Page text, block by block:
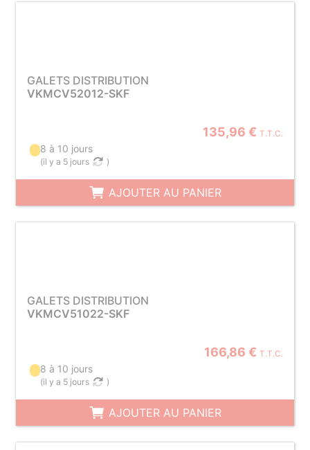
GALETS DISTRIBUTION
VKMCV52012-SKF
135,96 € T.T.C.
8 à 10 jours
(il y a 5 jours )
AJOUTER AU PANIER
GALETS DISTRIBUTION
VKMCV51022-SKF
166,86 € T.T.C.
8 à 10 jours
(il y a 5 jours )
AJOUTER AU PANIER